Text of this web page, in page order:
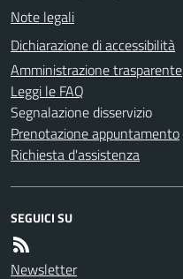
Note legali
Dichiarazione di accessibilità
Amministrazione trasparente
Leggi le FAQ
Segnalazione disservizio
Prenotazione appuntamento
Richiesta d'assistenza
SEGUICI SU
Newsletter